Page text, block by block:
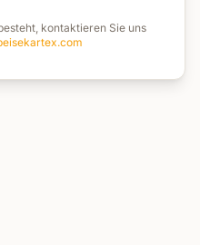
kontaktieren Sie uns